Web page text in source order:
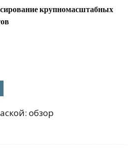
крупномасштабных
обзор